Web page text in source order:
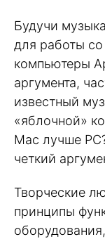
Будучи
для работы
компьютеры
аргумента,
известный
«яблочной»
Mac лучше
четкий
Творческие
принципы